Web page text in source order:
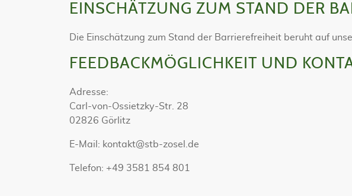
EINSCHÄTZUNG ZUM STAND DER
Die Einschätzung zum Stand der Barrierefreiheit beruht auf
FEEDBACKMÖGLICHKEIT UND
Adresse:
Carl-von-Ossietzky-Str. 28
02826 Görlitz
E-Mail: kontakt@stb-zosel.de
Telefon: +49 3581 854 801